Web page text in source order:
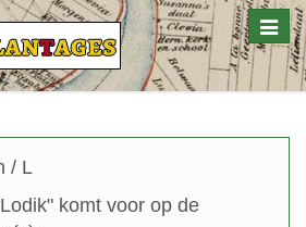
Toggle
/ L
komt voor op de